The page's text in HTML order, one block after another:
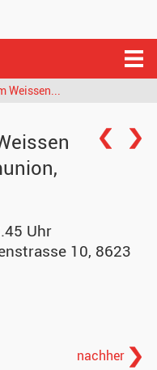
Weissen...
Uhr
10, 8623
nachher